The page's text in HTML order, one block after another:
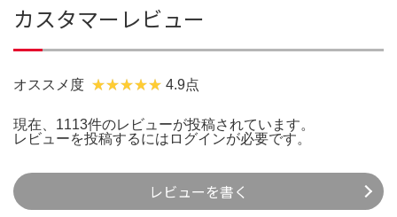
カスタマーレビュー
オススメ度 4.9点
現在、1113件のレビューが投稿されています。
レビューを投稿するには ログインが必要です。
レビューを書く